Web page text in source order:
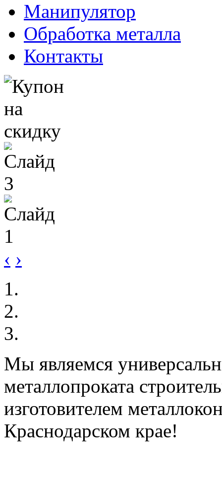
Манипулятор
Обработка металла
Контакты
‹ ›
Мы являемся
металлопроката
изготовителем
Краснодарском крае!